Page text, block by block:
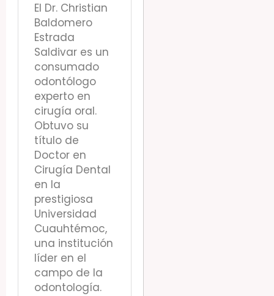
El Dr. Christian
Baldomero
Estrada
Saldivar es un
consumado
odontólogo
experto en
cirugía oral.
Obtuvo su
título de
Doctor en
Cirugía Dental
en la
prestigiosa
Universidad
Cuauhtémoc,
una institución
líder en el
campo de la
odontología.